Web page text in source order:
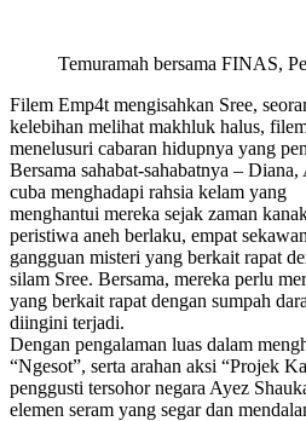
Temuramah bersama FINAS,
Filem Emp4t mengisahkan Sree,
kelebihan melihat makhluk halus,
menelusuri cabaran hidupnya yang
Bersama sahabat-sahabatnya –
cuba menghadapi rahsia kelam yang
menghantui mereka sejak zaman
peristiwa aneh berlaku, empat
gangguan misteri yang berkait rapat
silam Sree. Bersama, mereka perlu
yang berkait rapat dengan sumpah
diingini terjadi.
Dengan pengalaman luas dalam
“Ngesot”, serta arahan aksi “Projek
penggusti tersohor negara Ayez
elemen seram yang segar dan